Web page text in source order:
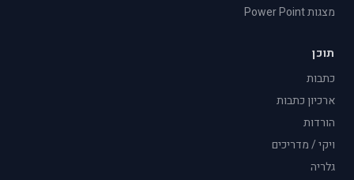
מצגות Power Point
תוכן
כתבות
ארכיון כתבות
הורדות
ויקי / מדריכים
גלריה